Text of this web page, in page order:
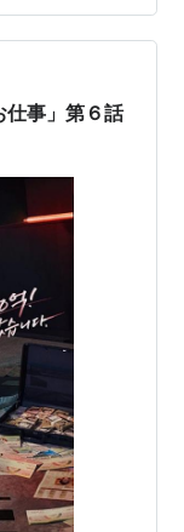
ため、チュン
ることにした。
見てろ、鍵を
ハリは、ギョ
事」第６話